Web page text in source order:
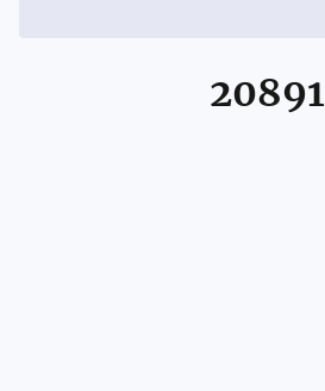
20891